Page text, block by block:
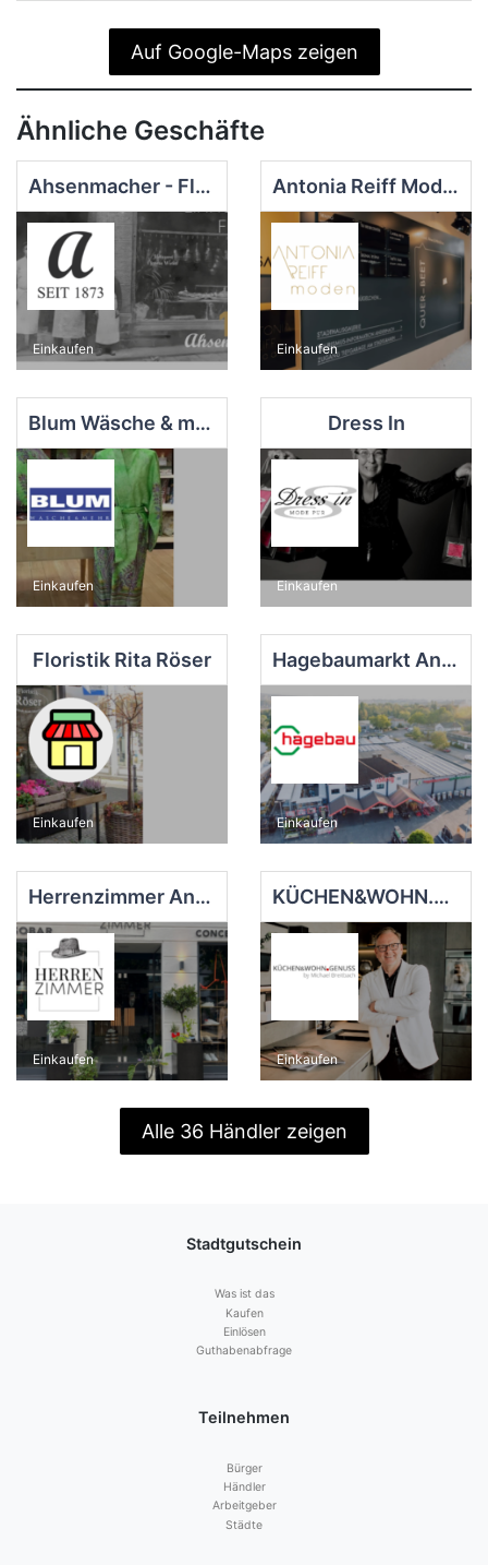
Auf Google-Maps zeigen
Ähnliche Geschäfte
Ahsenmacher - Fleischmanufaktur
Einkaufen
Antonia Reiff Moden
Einkaufen
Blum Wäsche & mehr
Einkaufen
Dress In
Einkaufen
Floristik Rita Röser
Einkaufen
Hagebaumarkt Andernach GmbH & Co. KG
Einkaufen
Herrenzimmer Andernach
Einkaufen
KÜCHEN&WOHN.GENUSS
Einkaufen
Alle 36 Händler zeigen
Stadtgutschein
Was ist das
Kaufen
Einlösen
Guthabenabfrage
Teilnehmen
Bürger
Händler
Arbeitgeber
Städte